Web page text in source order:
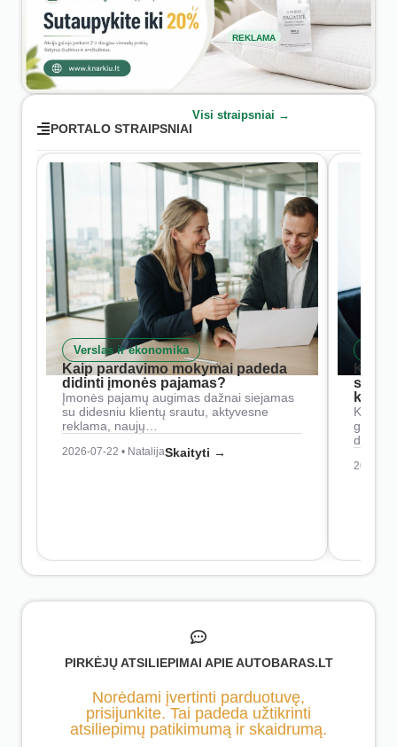
REKLAMA
PORTALO STRAIPSNIAI
Visi straipsniai →
Verslas ir ekonomika
Kaip pardavimo mokymai padeda
didinti įmonės pajamas?
Įmonės pajamų augimas dažnai siejamas
su didesniu klientų srautu, aktyvesne
reklama, naujų…
2026-07-22 • NatalijaSkaityti →
Kaip
2026-
PIRKĖJŲ ATSILIEPIMAI APIE AUTOBARAS.LT
Norėdami įvertinti parduotuvę,
prisijunkite. Tai padeda užtikrinti
atsiliepimų patikimumą ir skaidrumą.